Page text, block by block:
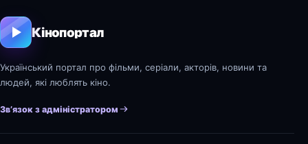
Кінопортал
Український портал про фільми, серіали, акторів, новини та
людей, які люблять кіно.
Зв’язок з адміністратором